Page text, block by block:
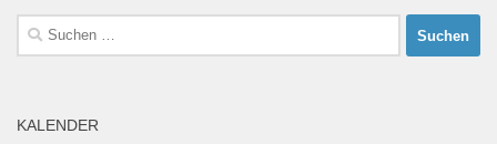
Suchen
nach:
KALENDER